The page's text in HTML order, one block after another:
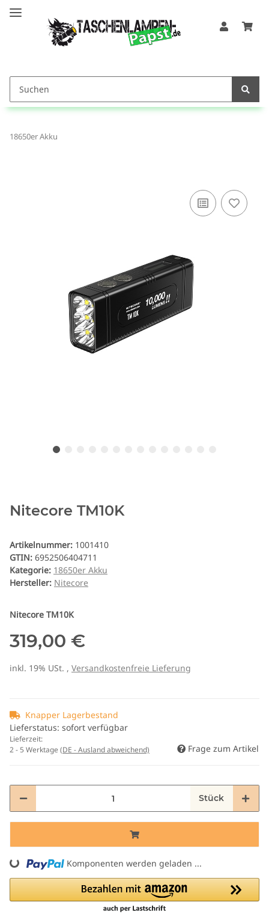
18650er Akku
Nitecore TM10K
Artikelnummer: 1001410
GTIN: 6952506404711
Kategorie: 18650er Akku
Hersteller: Nitecore
Nitecore TM10K
319,00 €
inkl. 19% USt. , Versandkostenfreie Lieferung
Knapper Lagerbestand
Lieferstatus: sofort verfügbar
Lieferzeit:
2 - 5 Werktage (DE - Ausland abweichend) Frage zum Artikel
Stück
Loading... Komponenten werden geladen ...